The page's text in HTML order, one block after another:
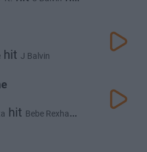
hit J Balvin
hit Bebe Rexha